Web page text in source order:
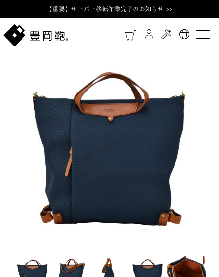
【重要】サーバー移転作業完了のお知らせ >>